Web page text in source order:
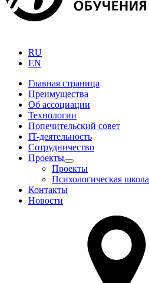
RU
EN
Главная страница
Преимущества
Об ассоциации
Технологии
Попечительский совет
IT-деятельность
Сотрудничество
Проекты
Проекты
Психологическая школа
Контакты
Новости